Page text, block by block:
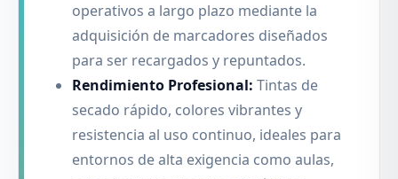
operativos a largo plazo mediante la
adquisición de marcadores diseñados
para ser recargados y repuntados.
Rendimiento Profesional: Tintas de
secado rápido, colores vibrantes y
resistencia al uso continuo, ideales para
entornos de alta exigencia como aulas,